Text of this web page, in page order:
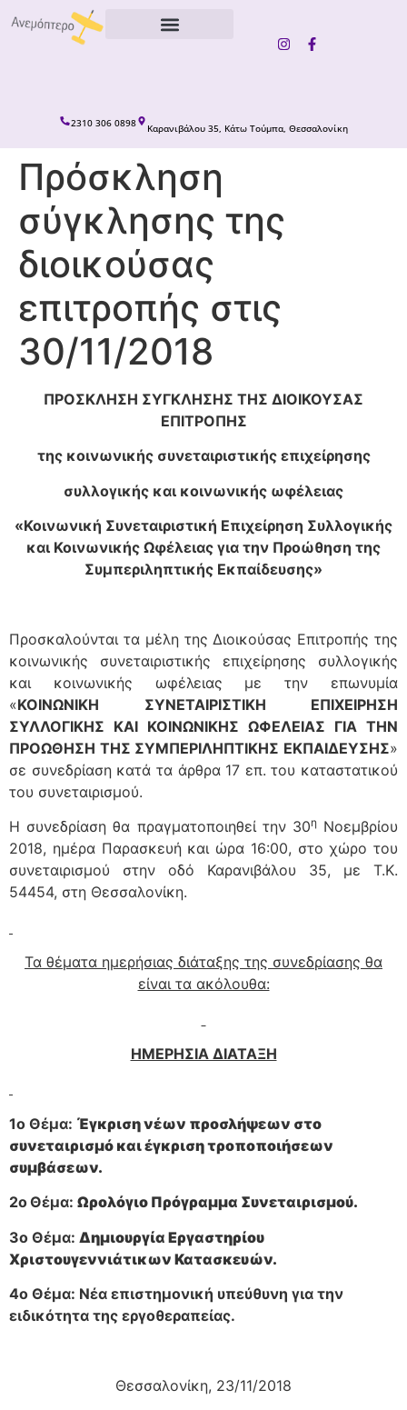
2310 306 0898 Καρανιβάλου 35, Κάτω Τούμπα, Θεσσαλονίκη
Πρόσκληση
σύγκλησης της
διοικούσας
επιτροπής στις
30/11/2018
ΠΡΟΣΚΛΗΣΗ ΣΥΓΚΛΗΣΗΣ ΤΗΣ ΔΙΟΙΚΟΥΣΑΣ
ΕΠΙΤΡΟΠΗΣ
της κοινωνικής συνεταιριστικής επιχείρησης
συλλογικής και κοινωνικής ωφέλειας
«Κοινωνική Συνεταιριστική Επιχείρηση Συλλογικής
και Κοινωνικής Ωφέλειας για την Προώθηση της
Συμπεριληπτικής Εκπαίδευσης»
Προσκαλούνται τα μέλη της Διοικούσας Επιτροπής της
κοινωνικής συνεταιριστικής επιχείρησης συλλογικής
και κοινωνικής ωφέλειας με την επωνυμία
«ΚΟΙΝΩΝΙΚΗ ΣΥΝΕΤΑΙΡΙΣΤΙΚΗ ΕΠΙΧΕΙΡΗΣΗ
ΣΥΛΛΟΓΙΚΗΣ ΚΑΙ ΚΟΙΝΩΝΙΚΗΣ ΩΦΕΛΕΙΑΣ ΓΙΑ ΤΗΝ
ΠΡΟΩΘΗΣΗ TΗΣ ΣΥΜΠΕΡΙΛΗΠΤΙΚΗΣ ΕΚΠΑΙΔΕΥΣΗΣ»
σε συνεδρίαση κατά τα άρθρα 17 επ. του καταστατικού
του συνεταιρισμού.
Η συνεδρίαση θα πραγματοποιηθεί την 30η Νοεμβρίου
2018, ημέρα Παρασκευή και ώρα 16:00, στο χώρο του
συνεταιρισμού στην οδό Καρανιβάλου 35, με Τ.Κ.
54454, στη Θεσσαλονίκη.
Τα θέματα ημερήσιας διάταξης της συνεδρίασης θα
είναι τα ακόλουθα:
ΗΜΕΡΗΣΙΑ ΔΙΑΤΑΞΗ
1ο Θέμα: Έγκριση νέων προσλήψεων στο
συνεταιρισμό και έγκριση τροποποιήσεων
συμβάσεων.
2οΘέμα: Ωρολόγιο Πρόγραμμα Συνεταιρισμού.
3ο Θέμα: Δημιουργία Εργαστηρίου
Χριστουγεννιάτικων Κατασκευών.
4ο Θέμα: Νέα επιστημονική υπεύθυνη για την
ειδικότητα της εργοθεραπείας.
Θεσσαλονίκη, 23/11/2018